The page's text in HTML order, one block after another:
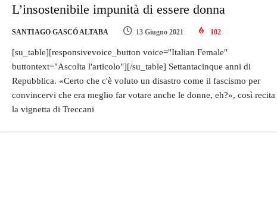
L’insostenibile impunità di essere donna
SANTIAGO GASCÓ ALTABA 13 Giugno 2021 102
[su_table][responsivevoice_button voice="Italian Female"
buttontext="Ascolta l'articolo"][/su_table] Settantacinque anni di
Repubblica. «Certo che c'è voluto un disastro come il fascismo per
convincervi che era meglio far votare anche le donne, eh?», così recita
la vignetta di Treccani